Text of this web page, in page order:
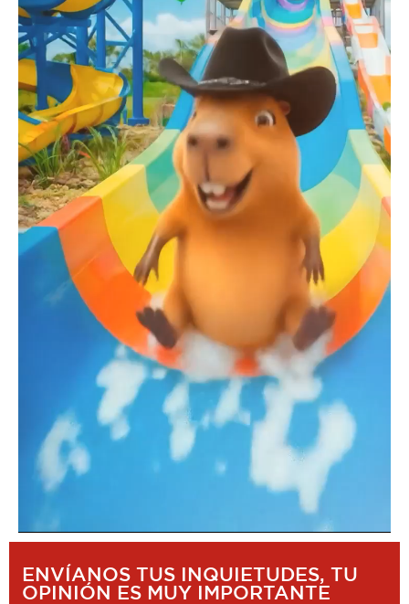
ENVÍANOS TUS INQUIETUDES, TU
OPINIÓN ES MUY IMPORTANTE